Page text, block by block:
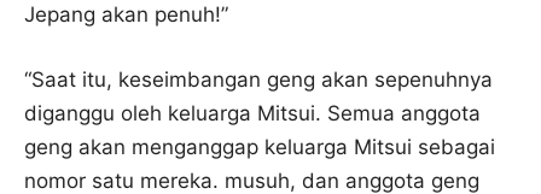
Jepang akan penuh!”
“Saat itu, keseimbangan geng akan sepenuhnya
diganggu oleh keluarga Mitsui. Semua anggota
geng akan menganggap keluarga Mitsui sebagai
nomor satu mereka. musuh, dan anggota geng